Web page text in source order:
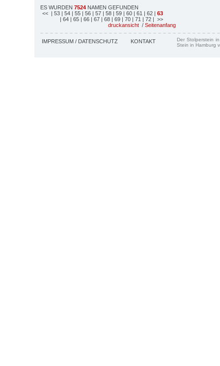
ES WURDEN 7524 NAMEN GEFUNDEN
<< | 53 | 54 | 55 | 56 | 57 | 58 | 59 | 60 | 61 | 62 | 63
| 64 | 65 | 66 | 67 | 68 | 69 | 70 | 71 | 72 | >>
druckansicht / Seitenanfang
IMPRESSUM / DATENSCHUTZ KONTAKT
Der Stolperstein
Stein in Hamburg